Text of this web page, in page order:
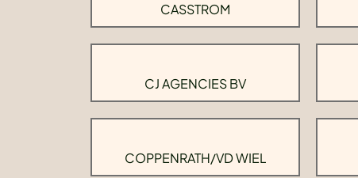
CASSTROM
CJ AGENCIES BV
COPPENRATH/VD WIEL